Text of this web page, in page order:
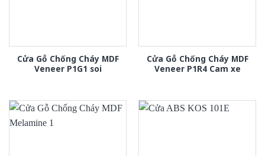
Cửa Gỗ Chống Cháy MDF
Veneer P1G1 soi
Cửa Gỗ Chống Cháy MDF
Veneer P1R4 Cam xe